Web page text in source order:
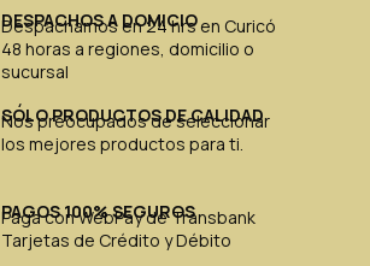
DESPACHOS A DOMICIO
Despachamos en 24 hrs en Curicó
48 horas a regiones, domicilio o
sucursal
SÓLO PRODUCTOS DE CALIDAD
Nos preocupados de seleccionar
los mejores productos para ti.
PAGOS 100% SEGUROS
Paga con WebPay de Transbank
Tarjetas de Crédito y Débito